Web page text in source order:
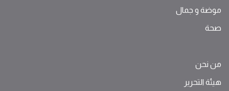
موضة ‫و‬ ‫‬‫جمال‬
صحة
من نحن
هيئة التحرير